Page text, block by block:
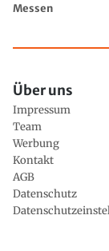
Messen
Über uns
Impressum
Team
Werbung
Kontakt
AGB
Datenschutz